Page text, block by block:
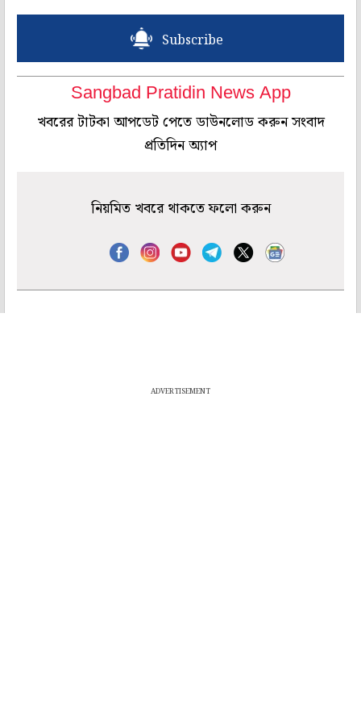
Subscribe
Sangbad Pratidin News App
খবরের টাটকা আপডেট পেতে ডাউনলোড করুন সংবাদ
প্রতিদিন অ্যাপ
নিয়মিত খবরে থাকতে ফলো করুন
ADVERTISEMENT